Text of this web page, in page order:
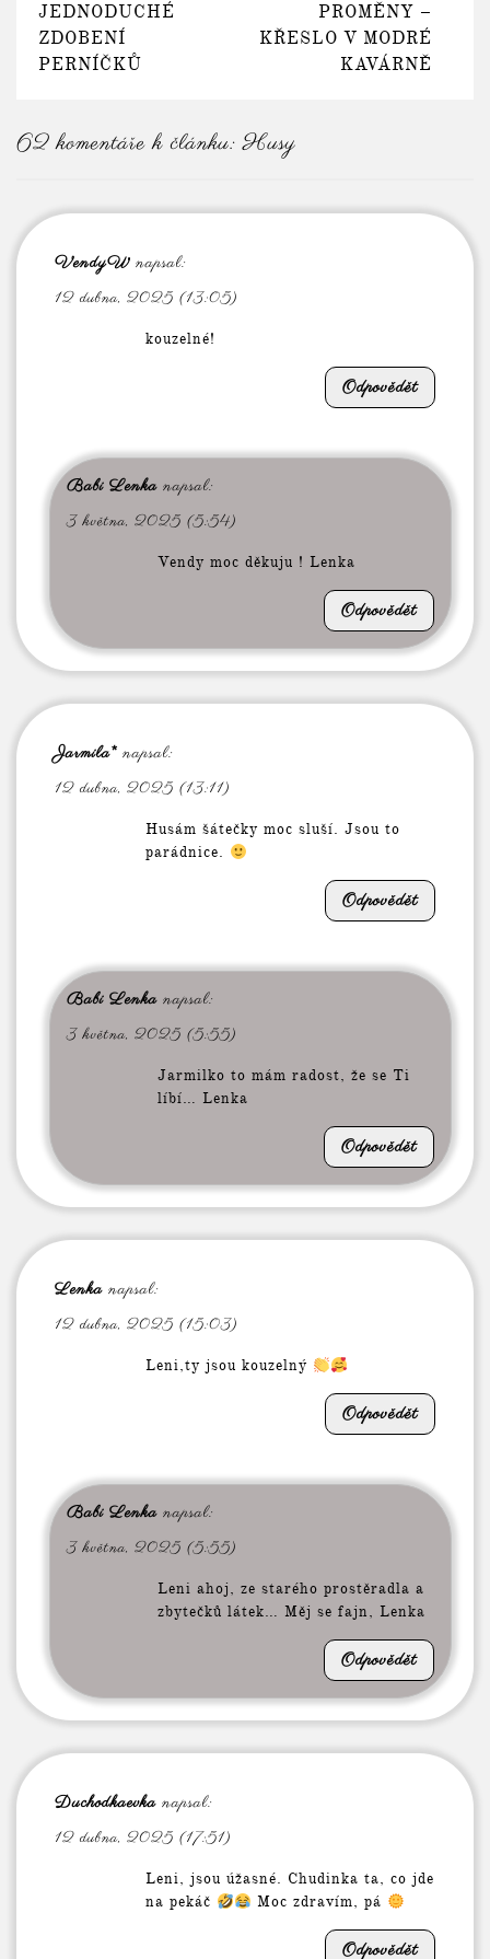
JEDNODUCHÉ
ZDOBENÍ
PERNÍČKŮ
PROMĚNY –
KŘESLO V MODRÉ
KAVÁRNĚ
62 komentáře k článku:Husy
VendyW napsal:
12 dubna, 2025 (13:05)
kouzelné!
Odpovědět
Babi Lenka napsal:
3 května, 2025 (5:54)
Vendy moc děkuju ! Lenka
Odpovědět
Jarmila* napsal:
12 dubna, 2025 (13:11)
Husám šátečky moc sluší. Jsou to
parádnice.
Odpovědět
Babi Lenka napsal:
3 května, 2025 (5:55)
Jarmilko to mám radost, že se Ti
líbí… Lenka
Odpovědět
Lenka napsal:
12 dubna, 2025 (15:03)
Leni,ty jsou kouzelný
Odpovědět
Babi Lenka napsal:
3 května, 2025 (5:55)
Leni ahoj, ze starého prostěradla a
zbytečků látek… Měj se fajn, Lenka
Odpovědět
Duchodkaevka napsal:
12 dubna, 2025 (17:51)
Leni, jsou úžasné. Chudinka ta, co jde
na pekáč
Moc zdravím, pá
Odpovědět